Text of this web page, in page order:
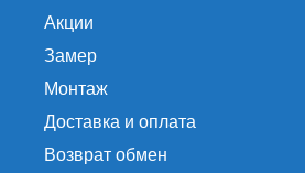
Акции
Замер
Монтаж
Доставка и оплата
Возврат обмен